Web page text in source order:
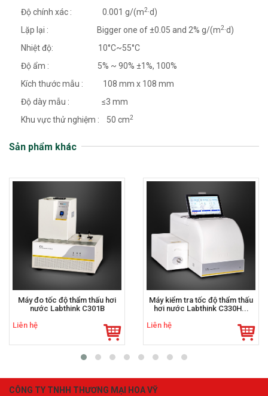
Độ chính xác : 0.001 g/(m2·d)
Lặp lại : Bigger one of ±0.05 and 2% g/(m2·d)
Nhiệt độ: 10°C~55°C
Độ ẩm : 5% ~ 90% ±1%, 100%
Kích thước mẫu : 108 mm x 108 mm
Độ dày mẫu : ≤3 mm
Khu vực thử nghiệm : 50 cm2
Sản phẩm khác
Máy đo tốc độ thẩm thấu hơi
nước Labthink C301B
Liên hệ
Máy kiểm tra tốc độ thẩm thấu
hơi nước Labthink C330H...
Liên hệ
CÔNG TY TNHH THƯƠNG MẠI HOA VỸ